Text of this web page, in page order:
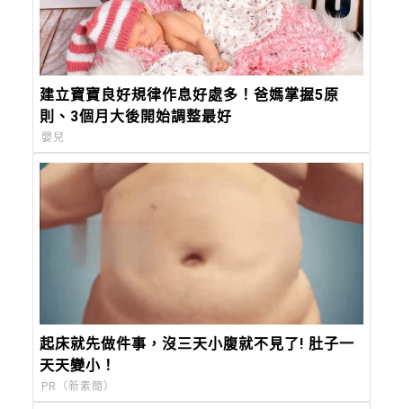
建立寶寶良好規律作息好處多！爸媽掌握5原
則、3個月大後開始調整最好
嬰兒
起床就先做件事，沒三天小腹就不見了! 肚子一
天天變小！
PR（新素簡）